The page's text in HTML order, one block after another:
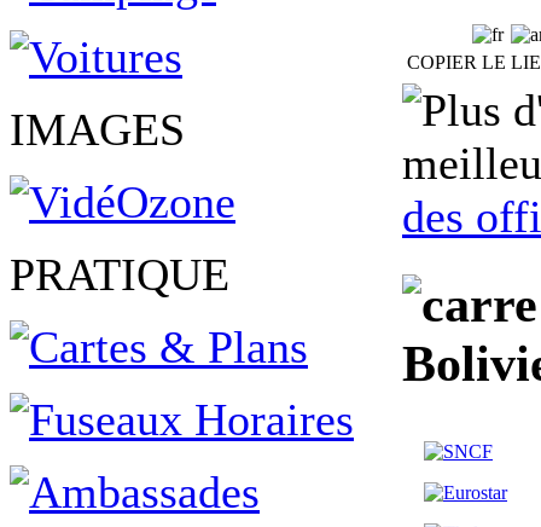
IMAGES
PRATIQUE
COPIER LE
des